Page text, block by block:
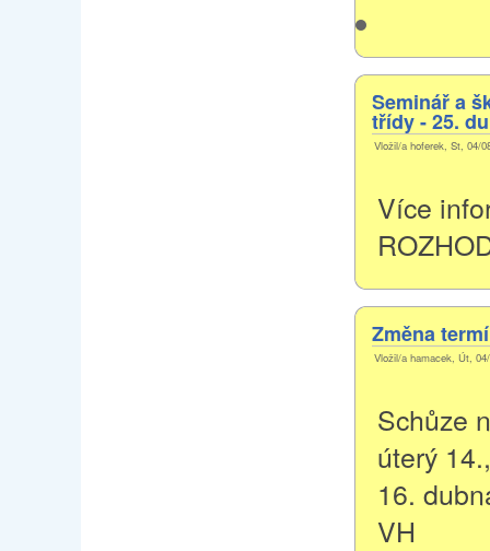
Seminář a
třídy - 25.
Vložil/a hoferek, St, 04/
Více
Změna
Vložil/a hamacek, Út,
Schůze
úterý
16.
VH